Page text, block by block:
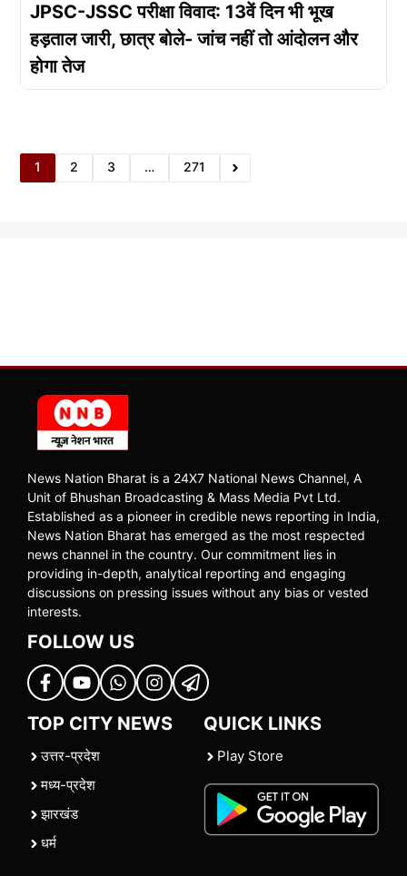
JPSC-JSSC परीक्षा विवाद: 13वें दिन भी भूख
हड़ताल जारी, छात्र बोले- जांच नहीं तो आंदोलन और
होगा तेज
1 2 3 … 271
News Nation Bharat is a 24X7 National News Channel, A
Unit of Bhushan Broadcasting & Mass Media Pvt Ltd.
Established as a pioneer in credible news reporting in India,
News Nation Bharat has emerged as the most respected
news channel in the country. Our commitment lies in
providing in-depth, analytical reporting and engaging
discussions on pressing issues without any bias or vested
interests.
FOLLOW US
TOP CITY NEWS
उत्तर-प्रदेश
मध्य-प्रदेश
झारखंड
धर्म
QUICK LINKS
Play Store